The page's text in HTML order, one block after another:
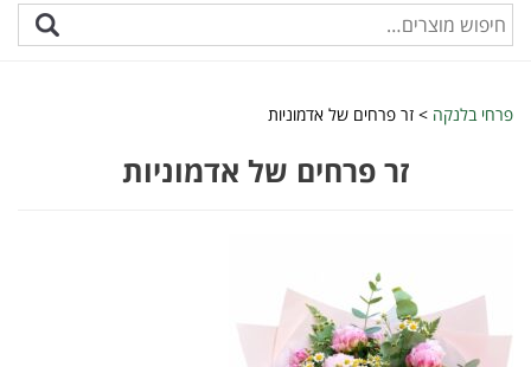
פרחי בלנקה > זר פרחים של אדמוניות
זר פרחים של אדמוניות